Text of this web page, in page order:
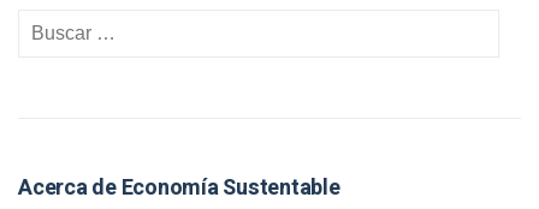
Acerca de Economía Sustentable